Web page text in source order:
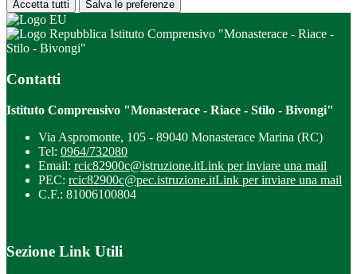
Accetta tutti Salva le preferenze
Istituto Comprensivo "Monasterace - Riace -
Stilo - Bivongi"
Contatti
Istituto Comprensivo "Monasterace - Riace - Stilo - Bivongi"
Via Aspromonte, 105 - 89040 Monasterace Marina (RC)
Tel: 0964/732080
Email: rcic82900c@istruzione.itLink per inviare una mail
PEC: rcic82900c@pec.istruzione.itLink per inviare una mail
C.F.: 81006100804
Sezione Link Utili